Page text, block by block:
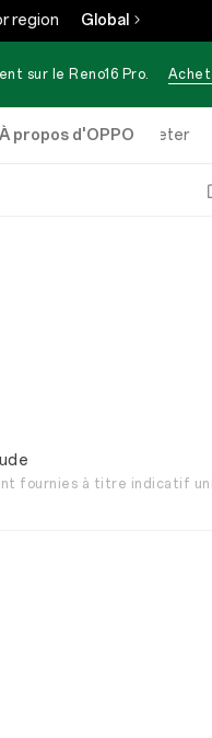
region Global
sur le Reno16 Pro.
À propos d'OPPOAcheter
fournies à titre indicatif